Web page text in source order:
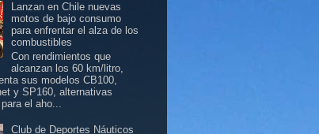
Lanzan en Chile nuevas
motos de bajo consumo
para enfrentar el alza de los
combustibles
Con rendimientos que
alcanzan los 60 km/litro,
sus modelos CB100,
y SP160, alternativas
el aho...
Club de Deportes Náuticos